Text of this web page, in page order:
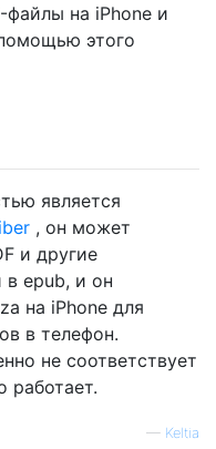
файлы на iPhone и
этого
является
, он может
и другие
в epub, и он
на iPhone для
в телефон.
не соответствует
работает.
— Keltia